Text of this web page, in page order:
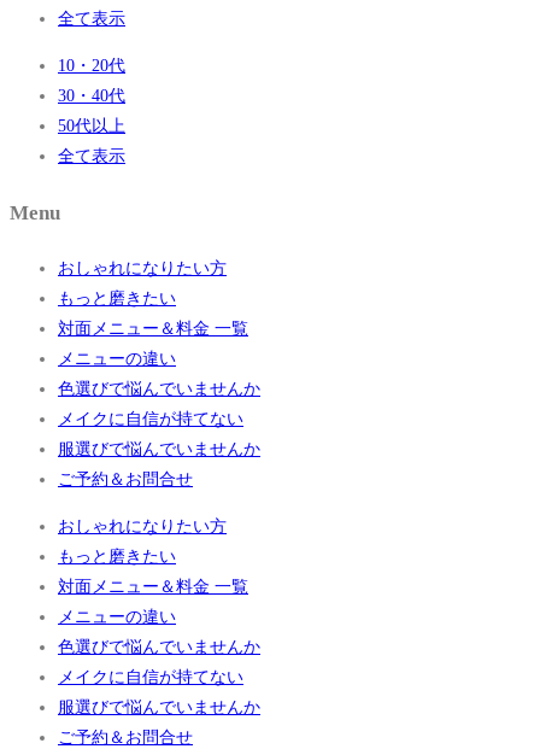
全て表示
10・20代
30・40代
50代以上
全て表示
Menu
おしゃれになりたい方
もっと磨きたい
対面メニュー＆料金 一覧
メニューの違い
色選びで悩んでいませんか
メイクに自信が持てない
服選びで悩んでいませんか
ご予約＆お問合せ
おしゃれになりたい方
もっと磨きたい
対面メニュー＆料金 一覧
メニューの違い
色選びで悩んでいませんか
メイクに自信が持てない
服選びで悩んでいませんか
ご予約＆お問合せ